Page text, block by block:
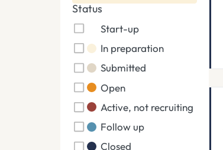
Status
Start-up
In preparation
Submitted
Open
Active, not recruiting
Follow up
Closed